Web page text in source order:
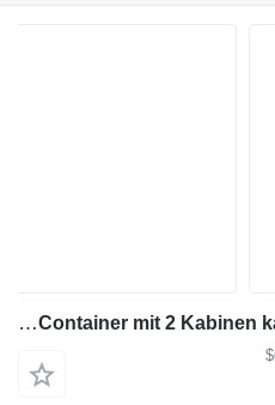
Module-T WC-Container mit 2 Kabinen kaufen – 240 × 240 cm | NEU